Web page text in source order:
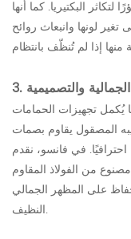
البكتيريا. كما أنها
لونها وانبعاث روائح
الجمالية والتصميمية
يُكمل تجهيزات الحمامات
المصقول يقاوم بصمات
في فانسو، نقدم
مصنوع من الفولاذ المقاوم
على المظهر الجمالي
النظيف.